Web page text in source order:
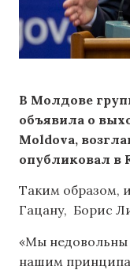
В Молдове
объявила о
Moldova,
опубликовал в
Таким образом,
Гацану, Борис
«Мы недовольны
нашим